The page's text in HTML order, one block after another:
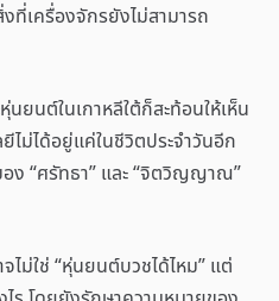
ที่เครื่องจักรยังไม่สามารถ
ยนต์ในเกาหลีใต้ก็สะท้อนให้เห็น
ไม่ได้อยู่แค่ในชีวิตประจำวันอีก
ง “ศรัทธา” และ “จิตวิญญาณ”
ม่ใช่ “หุ่นยนต์บวชได้ไหม” แต่